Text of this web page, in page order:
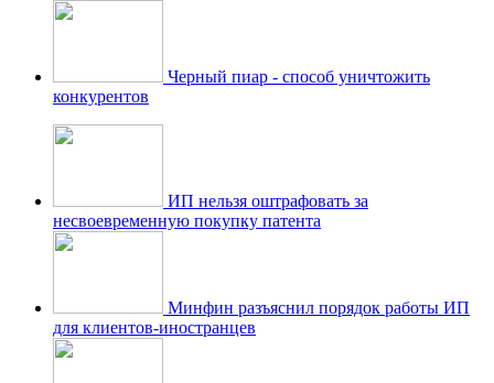
Черный пиар - способ уничтожить
конкурентов
ИП нельзя оштрафовать за
несвоевременную покупку патента
Минфин разъяснил порядок работы ИП
для клиентов-иностранцев